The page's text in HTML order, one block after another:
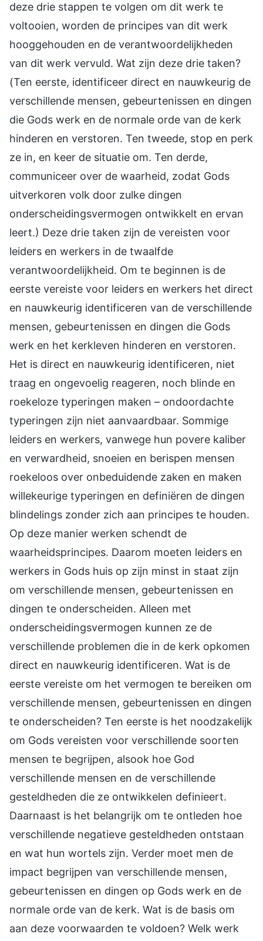
deze drie stappen te volgen om dit werk te
voltooien, worden de principes van dit werk
hooggehouden en de verantwoordelijkheden
van dit werk vervuld. Wat zijn deze drie taken?
(Ten eerste, identificeer direct en nauwkeurig de
verschillende mensen, gebeurtenissen en dingen
die Gods werk en de normale orde van de kerk
hinderen en verstoren. Ten tweede, stop en perk
ze in, en keer de situatie om. Ten derde,
communiceer over de waarheid, zodat Gods
uitverkoren volk door zulke dingen
onderscheidingsvermogen ontwikkelt en ervan
leert.) Deze drie taken zijn de vereisten voor
leiders en werkers in de twaalfde
verantwoordelijkheid. Om te beginnen is de
eerste vereiste voor leiders en werkers het direct
en nauwkeurig identificeren van de verschillende
mensen, gebeurtenissen en dingen die Gods
werk en het kerkleven hinderen en verstoren.
Het is direct en nauwkeurig identificeren, niet
traag en ongevoelig reageren, noch blinde en
roekeloze typeringen maken – ondoordachte
typeringen zijn niet aanvaardbaar. Sommige
leiders en werkers, vanwege hun povere kaliber
en verwardheid, snoeien en berispen mensen
roekeloos over onbeduidende zaken en maken
willekeurige typeringen en definiëren de dingen
blindelings zonder zich aan principes te houden.
Op deze manier werken schendt de
waarheidsprincipes. Daarom moeten leiders en
werkers in Gods huis op zijn minst in staat zijn
om verschillende mensen, gebeurtenissen en
dingen te onderscheiden. Alleen met
onderscheidingsvermogen kunnen ze de
verschillende problemen die in de kerk opkomen
direct en nauwkeurig identificeren. Wat is de
eerste vereiste om het vermogen te bereiken om
verschillende mensen, gebeurtenissen en dingen
te onderscheiden? Ten eerste is het noodzakelijk
om Gods vereisten voor verschillende soorten
mensen te begrijpen, alsook hoe God
verschillende mensen en de verschillende
gesteldheden die ze ontwikkelen definieert.
Daarnaast is het belangrijk om te ontleden hoe
verschillende negatieve gesteldheden ontstaan
en wat hun wortels zijn. Verder moet men de
impact begrijpen van verschillende mensen,
gebeurtenissen en dingen op Gods werk en de
normale orde van de kerk. Wat is de basis om
aan deze voorwaarden te voldoen? Welk werk